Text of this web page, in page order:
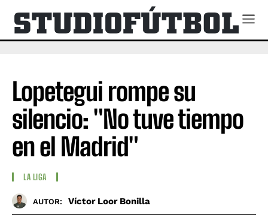
Lopetegui rompe su
silencio: "No tuve tiempo
en el Madrid"
LA LIGA
AUTOR: Víctor Loor Bonilla